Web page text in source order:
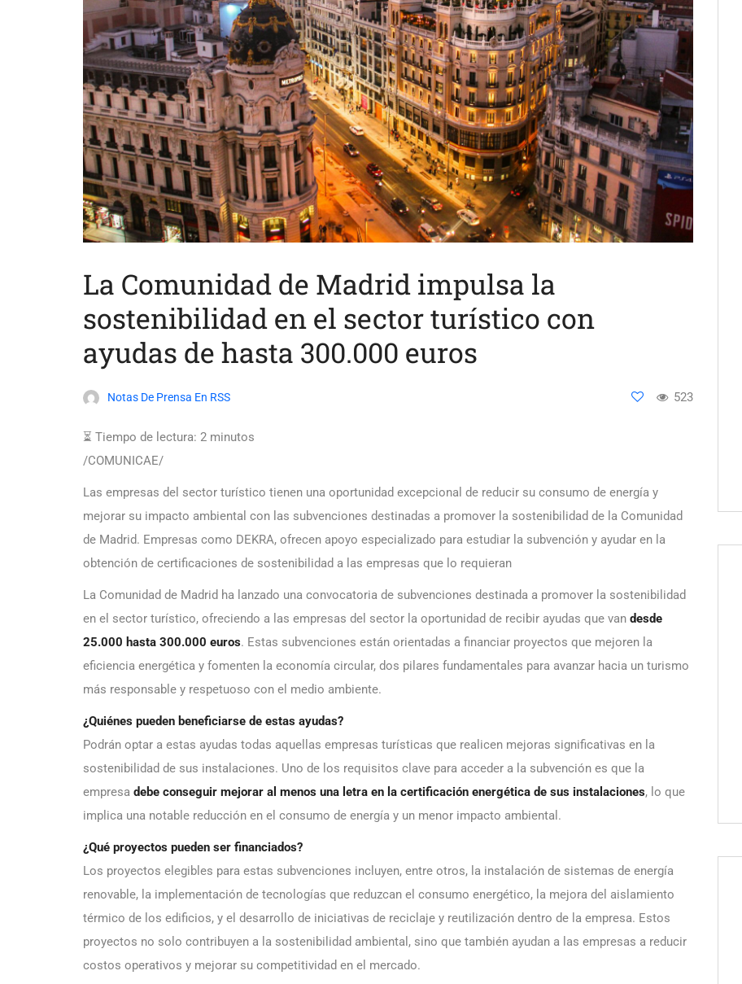
La Comunidad de Madrid impulsa la
sostenibilidad en el sector turístico con
ayudas de hasta 300.000 euros
Notas De Prensa En RSS 523
⏳ Tiempo de lectura: 2 minutos
/COMUNICAE/
Las empresas del sector turístico tienen una oportunidad excepcional de reducir su consumo de energía y
mejorar su impacto ambiental con las subvenciones destinadas a promover la sostenibilidad de la Comunidad
de Madrid. Empresas como DEKRA, ofrecen apoyo especializado para estudiar la subvención y ayudar en la
obtención de certificaciones de sostenibilidad a las empresas que lo requieran
La Comunidad de Madrid ha lanzado una convocatoria de subvenciones destinada a promover la sostenibilidad
en el sector turístico, ofreciendo a las empresas del sector la oportunidad de recibir ayudas que van desde
25.000 hasta 300.000 euros. Estas subvenciones están orientadas a financiar proyectos que mejoren la
eficiencia energética y fomenten la economía circular, dos pilares fundamentales para avanzar hacia un turismo
más responsable y respetuoso con el medio ambiente.
¿Quiénes pueden beneficiarse de estas ayudas?
Podrán optar a estas ayudas todas aquellas empresas turísticas que realicen mejoras significativas en la
sostenibilidad de sus instalaciones. Uno de los requisitos clave para acceder a la subvención es que la
empresa debe conseguir mejorar al menos una letra en la certificación energética de sus instalaciones, lo que
implica una notable reducción en el consumo de energía y un menor impacto ambiental.
¿Qué proyectos pueden ser financiados?
Los proyectos elegibles para estas subvenciones incluyen, entre otros, la instalación de sistemas de energía
renovable, la implementación de tecnologías que reduzcan el consumo energético, la mejora del aislamiento
térmico de los edificios, y el desarrollo de iniciativas de reciclaje y reutilización dentro de la empresa. Estos
proyectos no solo contribuyen a la sostenibilidad ambiental, sino que también ayudan a las empresas a reducir
costos operativos y mejorar su competitividad en el mercado.